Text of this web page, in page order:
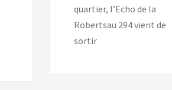
quartier, l’Echo de la
Robertsau 294 vient de
sortir